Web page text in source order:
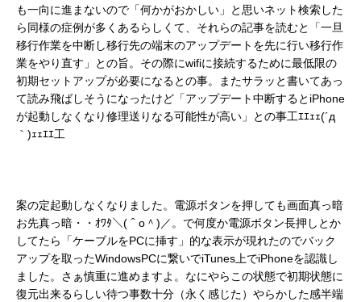
も一向に進まないので「何かがおかしい」と思いネット検索した
ら同様の症例が多くあるらしくて、それらの記事を読むと「一旦
移行作業を中断し移行先の端末のアップデートを先に行い移行作
業をやり直す」との旨。その際にwifiに接続するために最低限の
初期セットアップが必要になるとの事。またサラッと書いてあっ
て読み飛ばしそうになったけど「アップデート中断するとiPhone
が起動しなくなり修理送りなる可能性が高い」との事工ｴｴｪｪ(´д
｀)ｪｪｴｴ工
案の定起動しなくなりました。電源ボタンを押しても画面真っ暗
お先真っ暗・・ｵﾜﾀ＼(＾o＾)／。で何度か電源ボタン長押しとか
してたら「ケーブルをPCに挿す」的な表示が現れたのでバック
アップを取ったWindowsPCに繋いでiTunes上でiPhoneを認識し
ました。さぁ慎重に進めますよ。なにやらこの状態で初期状態に
復元出来るらしい待つ事数十分（永く感じた）やらかした感半端